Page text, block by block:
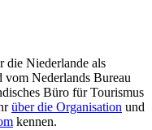
die Niederlande als
vom Nederlands Bureau
Büro für Tourismus
über die Organisation und
kennen.